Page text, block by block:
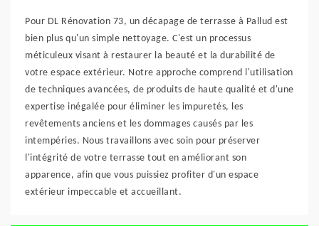
Pour DL Rénovation 73, un décapage de terrasse à Pallud est
bien plus qu'un simple nettoyage. C'est un processus
méticuleux visant à restaurer la beauté et la durabilité de
votre espace extérieur. Notre approche comprend l'utilisation
de techniques avancées, de produits de haute qualité et d'une
expertise inégalée pour éliminer les impuretés, les
revêtements anciens et les dommages causés par les
intempéries. Nous travaillons avec soin pour préserver
l'intégrité de votre terrasse tout en améliorant son
apparence, afin que vous puissiez profiter d'un espace
extérieur impeccable et accueillant.